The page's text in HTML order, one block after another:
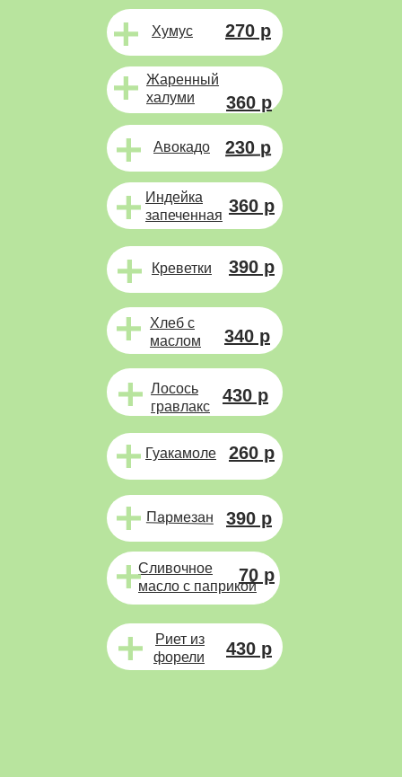
230 р
Авокадо
360 р
Жаренный
халуми
360 р
Индейка
запеченная
390 р
Креветки
390 р
Пармезан
340 р
Хлеб с
маслом
430 р
Лосось
гравлакс
70 р
Сливочное
масло с паприкой
Риет из
форели
430 р
270 р
Хумус
Гуакамоле 260 р